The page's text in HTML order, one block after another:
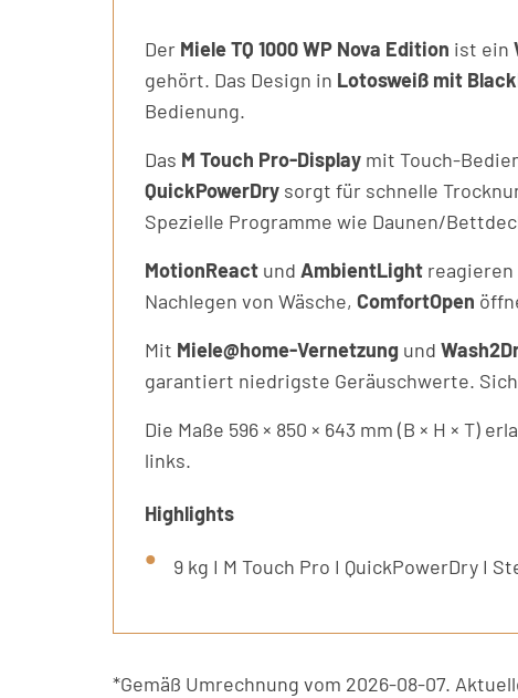
Der Miele TQ 1000 WP Nova Edition ist ein
gehört. Das Design in Lotosweiß mit
Bedienung.
Das M Touch Pro-Display mit Touch-
QuickPowerDry sorgt für schnelle
Spezielle Programme wie Daunen/
MotionReact und AmbientLight reagieren
Nachlegen von Wäsche, ComfortOpen
Mit Miele@home-Vernetzung und
garantiert niedrigste Geräuschwerte.
Die Maße 596 × 850 × 643 mm (B × H ×
links.
Highlights
9 kg I M Touch Pro I QuickPowerDry I
*Gemäß Umrechnung vom 2026-08-07.